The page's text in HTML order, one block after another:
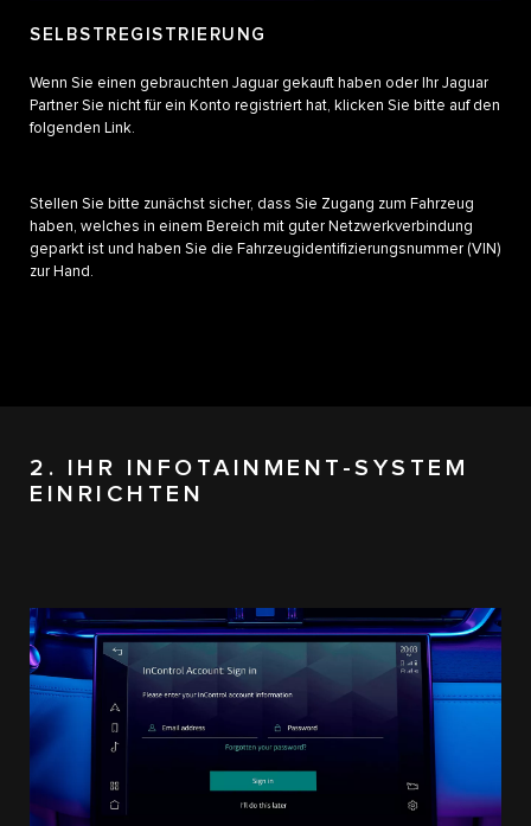
SELBSTREGISTRIERUNG
Wenn Sie einen gebrauchten Jaguar gekauft haben oder Ihr Jaguar
Partner Sie nicht für ein Konto registriert hat, klicken Sie bitte auf den
folgenden Link.
Stellen Sie bitte zunächst sicher, dass Sie Zugang zum Fahrzeug
haben, welches in einem Bereich mit guter Netzwerkverbindung
geparkt ist und haben Sie die Fahrzeugidentifizierungsnummer (VIN)
zur Hand.
2. IHR INFOTAINMENT-SYSTEM
EINRICHTEN